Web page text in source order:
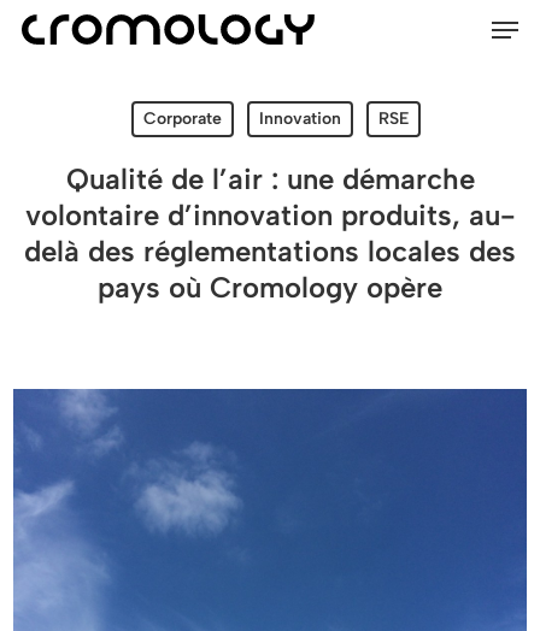
Skip
Corporate Innovation RSE
Qualité de l’air : une démarche
volontaire d’innovation produits, au-
delà des réglementations locales des
pays où Cromology opère